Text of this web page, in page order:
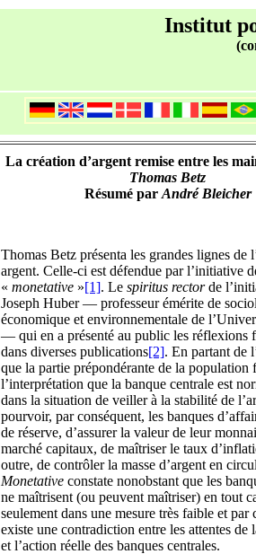
Institut
La création d’argent remise entre les
Thomas Betz
Résumé par André Bleicher
Thomas Betz présenta les grandes lignes de
argent. Celle-ci est défendue par l’initiative
« monetative »[1]. Le spiritus rectorde
Joseph Huber — professeur émérite de
économique et environnementale de
— qui en a présenté au public les réflexions
dans diverses publications[2]. En partant de
que la partie prépondérante de la population
l’interprétation que la banque centrale est
dans la situation de veiller à la stabilité de
pourvoir, par conséquent, les banques
de réserve, d’assurer la valeur de leur
marché capitaux, de maîtriser le taux
outre, de contrôler la masse d’argent en
Monetative constate nonobstant que les
ne maîtrisent (ou peuvent maîtriser) en tout
seulement dans une mesure très faible et par
existe une contradiction entre les attentes de
et l’action réelle des banques centrales.